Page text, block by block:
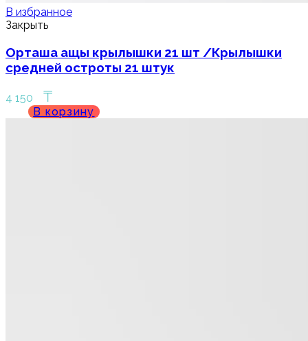
В избранное
Закрыть
Орташа ащы крылышки 21 шт /Крылышки
средней остроты 21 штук
4 150 ₸
В корзину